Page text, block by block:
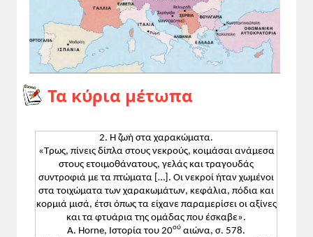
Τα κύρια μέτωπα
2. Η ζωή στα χαρακώματα.
«Τρως, πίνεις δίπλα στους νεκρούς, κοιμάσαι ανάμεσα
στους ετοιμοθάνατους, γελάς και τραγουδάς
συντροφιά με τα πτώματα […]. Οι νεκροί ήταν χωμένοι
στα τοιχώματα των χαρακωμάτων, κεφάλια, πόδια και
κορμιά μισά, έτσι όπως τα είχανε παραμερίσει οι αξίνες
και τα φτυάρια της ομάδας που έσκαβε».
A. Horne, Ιστορία του 20ού αιώνα, σ. 578.